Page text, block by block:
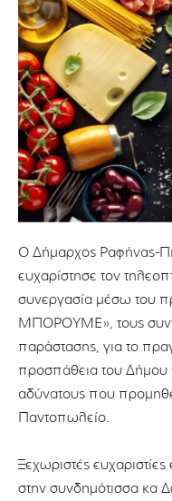
O Δήμαρχος Ραφήνας-
ευχαρίστησε τον
συνεργασία μέσω του
ΜΠΟΡΟΥΜΕ», τους
παράστασης, για το
προσπάθεια του Δήμου
αδύνατους που
Παντοπωλείο.
Ξεχωριστές
στην συνδημότισσα κα